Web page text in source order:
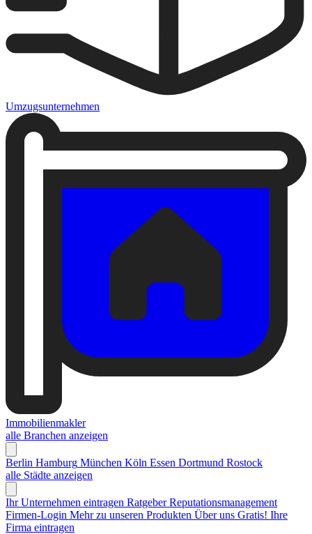
Umzugsunternehmen
Immobilienmakler
alle Branchen anzeigen
Berlin Hamburg München Köln Essen Dortmund Rostock
alle Städte anzeigen
Ihr Unternehmen eintragen Ratgeber Reputationsmanagement
Firmen-Login Mehr zu unseren Produkten Über uns Gratis! Ihre
Firma eintragen